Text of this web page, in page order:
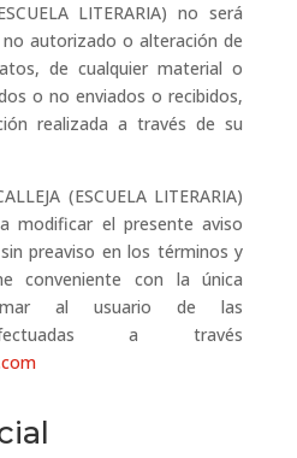
LITERARIA) no será
autorizado o alteración de
de cualquier material o
o no enviados o recibidos,
realizada a través de su
(ESCUELA LITERARIA)
modificar el presente aviso
preaviso en los términos y
conveniente con la única
al usuario de las
a través